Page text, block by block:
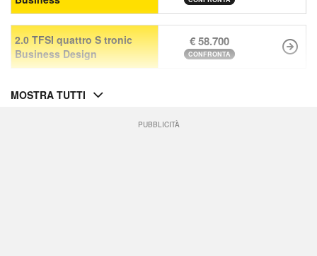
2.0 TFSI quattro S tronic
Business Design
€ 58.700
CONFRONTA
MOSTRA TUTTI
PUBBLICITÀ